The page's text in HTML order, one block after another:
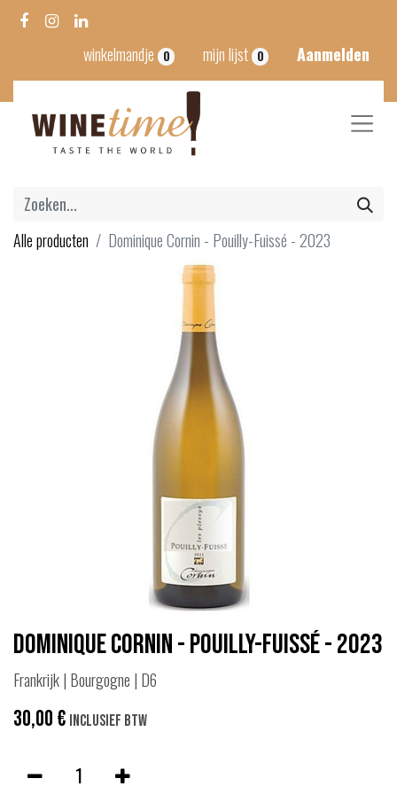
winkelmandje 0 mijn lijst 0 Aanmelden
Alle producten Dominique Cornin - Pouilly-Fuissé - 2023
Dominique Cornin - Pouilly-Fuissé - 2023
Frankrijk | Bourgogne | D6
30,00€ Inclusief btw